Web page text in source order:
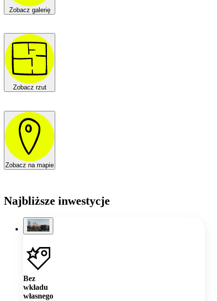
Zobacz galerię
Zobacz rzut
Zobacz na mapie
Najbliższe inwestycje
Bez
wkładu
własnego